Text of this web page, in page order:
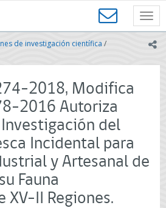
de investigación científica /
2018, Modifica
2016 Autoriza
del
Incidental para
y Artesanal de
Fauna
XV-II Regiones.